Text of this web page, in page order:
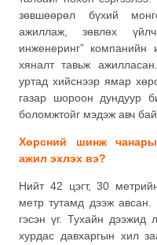
зөвшөөрөл бүхий
ажиллаж, зөвлөх
инженеринг” компанийн
хяналт тавьж
уртад хийснээр ямар
газар шороон дундуур
боломжтойг мэдэж авч
Хөрсний шинж
ажил эхлэх вэ?
Нийт 42 цэгт, 30
метр тутамд дээж
гэсэн үг. Тухайн дээжид
хурдас давхаргын хил